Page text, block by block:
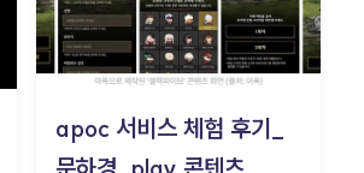
apoc 서비스 체험 후기_